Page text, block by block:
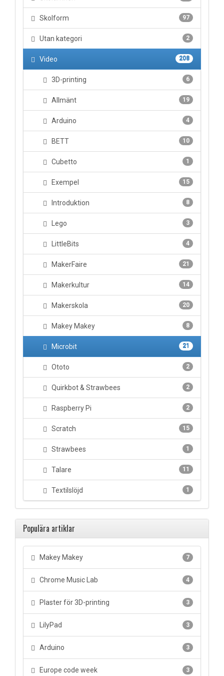
97
Skolform
2
Utan kategori
208
Video
6
3D-printing
19
Allmänt
4
Arduino
10
BETT
1
Cubetto
15
Exempel
8
Introduktion
3
Lego
4
LittleBits
21
MakerFaire
14
Makerkultur
20
Makerskola
8
Makey Makey
21
Microbit
2
Ototo
2
Quirkbot & Strawbees
2
Raspberry Pi
15
Scratch
1
Strawbees
11
Talare
1
Textilslöjd
Populära artiklar
7
Makey Makey
4
Chrome Music Lab
3
Plaster för 3D-printing
3
LilyPad
3
Arduino
3
Europe code week